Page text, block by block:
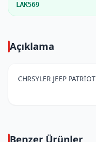
LAK569
Açıklama
CHRSYLER JEEP PATRİOT
Benzer Ürünler